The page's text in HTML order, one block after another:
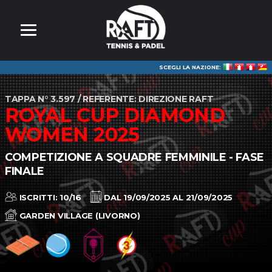
SCEGLI LA NAZIONE:
TAPPA N° 3.597 / REFERENTE: DIREZIONE RAFT
ROYAL CUP DIAMOND
WOMEN 2025
COMPETIZIONE A SQUADRE FEMMINILE - FASE
FINALE
ISCRITTI: 10/16
DAL 19/09/2025 AL 21/09/2025
GARDEN VILLAGE (LIVORNO)